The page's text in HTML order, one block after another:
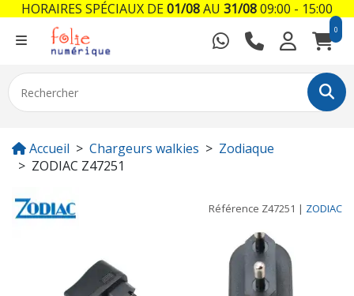
0
Accueil Chargeurs walkies
Zodiaque
ZODIAC Z47251
Référence Z47251 | ZODIAC
HORAIRES SPÉCIAUX DE01/08AU 31/0809:00 - 15:00